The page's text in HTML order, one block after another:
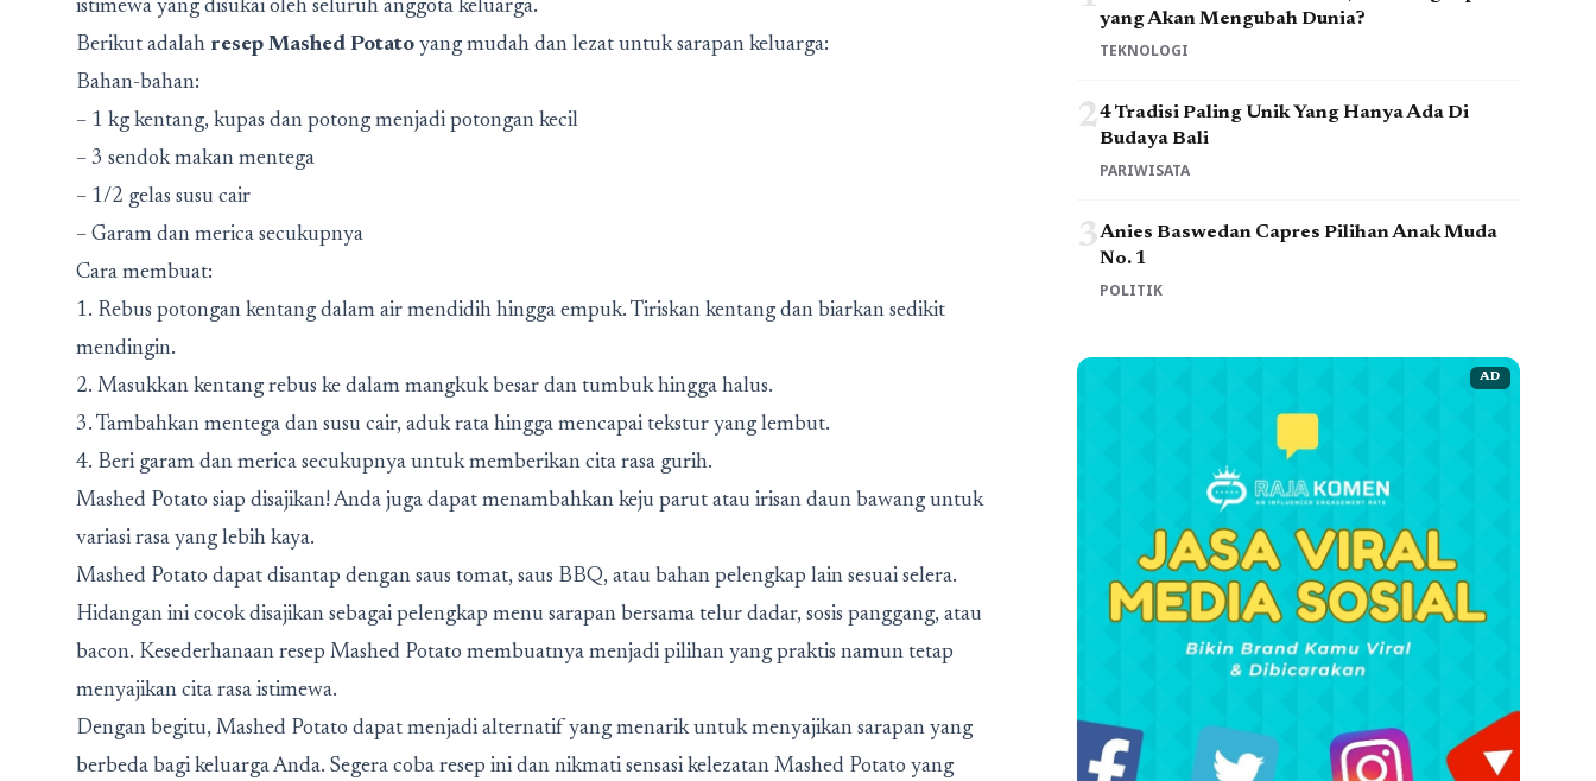
istimewa yang disukai oleh seluruh anggota keluarga.
Berikut adalah resep Mashed Potato yang mudah dan lezat untuk sarapan keluarga:
Bahan-bahan:
– 1 kg kentang, kupas dan potong menjadi potongan kecil
– 3 sendok makan mentega
– 1/2 gelas susu cair
– Garam dan merica secukupnya
Cara membuat:
1. Rebus potongan kentang dalam air mendidih hingga empuk. Tiriskan kentang dan biarkan sedikit
mendingin.
2. Masukkan kentang rebus ke dalam mangkuk besar dan tumbuk hingga halus.
3. Tambahkan mentega dan susu cair, aduk rata hingga mencapai tekstur yang lembut.
4. Beri garam dan merica secukupnya untuk memberikan cita rasa gurih.
Mashed Potato siap disajikan! Anda juga dapat menambahkan keju parut atau irisan daun bawang untuk
variasi rasa yang lebih kaya.
Mashed Potato dapat disantap dengan saus tomat, saus BBQ, atau bahan pelengkap lain sesuai selera.
Hidangan ini cocok disajikan sebagai pelengkap menu sarapan bersama telur dadar, sosis panggang, atau
bacon. Kesederhanaan resep Mashed Potato membuatnya menjadi pilihan yang praktis namun tetap
menyajikan cita rasa istimewa.
Dengan begitu, Mashed Potato dapat menjadi alternatif yang menarik untuk menyajikan sarapan yang
berbeda bagi keluarga Anda. Segera coba resep ini dan nikmati sensasi kelezatan Mashed Potato yang
yang Akan Mengubah Dunia?
TEKNOLOGI
24 Tradisi Paling Unik Yang Hanya Ada Di
Budaya Bali
PARIWISATA
3Anies Baswedan Capres Pilihan Anak Muda
No. 1
POLITIK
AD